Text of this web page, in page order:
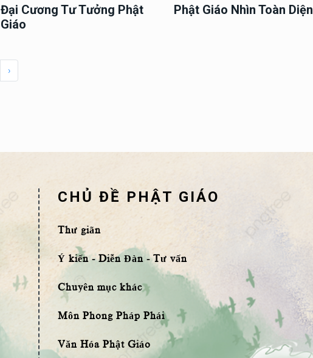
Đại Cương Tư Tưởng Phật
Giáo
Phật Giáo Nhìn Toàn Diện
›
CHỦ ĐỀ PHẬT GIÁO
Thư giãn
Ý kiến - Diễn Đàn - Tư vấn
Chuyên mục khác
Môn Phong Pháp Phái
Văn Hóa Phật Giáo